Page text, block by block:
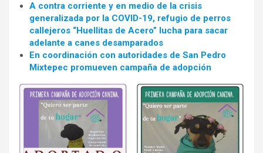
A contra corriente y en medio de la crisis
generalizada por la COVID-19, refugio de perros
callejeros “Huellitas de Acero” lucha para sacar
adelante a canes desamparados
En coordinación con autoridades de San Pedro
Mixtepec promueven campaña de adopción